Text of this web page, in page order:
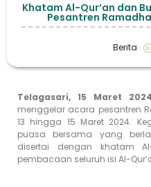
Khatam Al-Qur’an dan
Pesantren
Berita
Telagasari, 15 Maret 2024
menggelar acara pesantren
13 hingga 15 Maret 2024.
puasa bersama yang
disertai dengan khatam
pembacaan seluruh isi Al-